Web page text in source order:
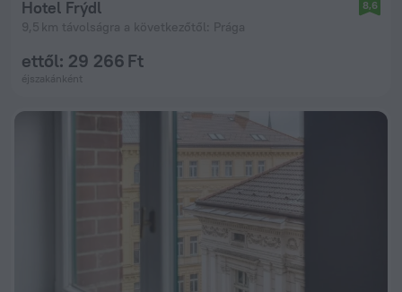
Hotel Frýdl
9,5 km távolságra a következőtől: Prága
8,6
ettől: 29 266 Ft
éjszakánként